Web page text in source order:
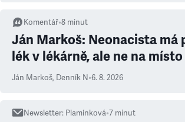
Komentář•8 minut
Ján Markoš: Neonacista má
lék v lékárně, ale ne na
Ján Markoš, Denník N•6. 8. 2026
Newsletter: Plamínková•7 minut